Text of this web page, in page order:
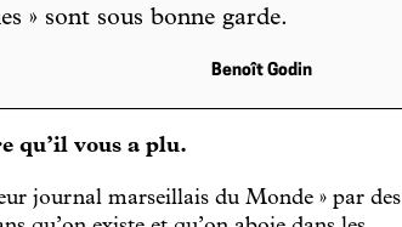
» sont sous bonne garde.
Benoît Godin
qu’il vous a plu.
journal marseillais du Monde » par des